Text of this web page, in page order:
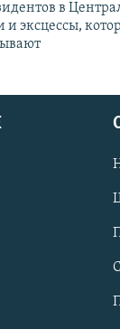
в
и эксцессы,